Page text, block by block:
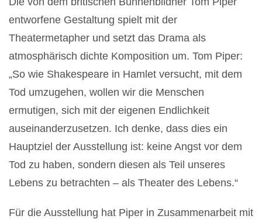
entworfene Gestaltung spielt mit der
Theatermetapher und setzt das Drama als
atmosphärisch dichte Komposition um. Tom Piper:
„So wie Shakespeare in Hamlet versucht, mit dem
Tod umzugehen, wollen wir die Menschen
ermutigen, sich mit der eigenen Endlichkeit
auseinanderzusetzen. Ich denke, dass dies ein
Hauptziel der Ausstellung ist: keine Angst vor dem
Tod zu haben, sondern diesen als Teil unseres
Lebens zu betrachten – als Theater des Lebens.“
Für die Ausstellung hat Piper in Zusammenarbeit mit